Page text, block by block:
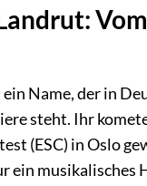
Name, der in
steht. Ihr
(ESC) in Oslo
ein musikalisches